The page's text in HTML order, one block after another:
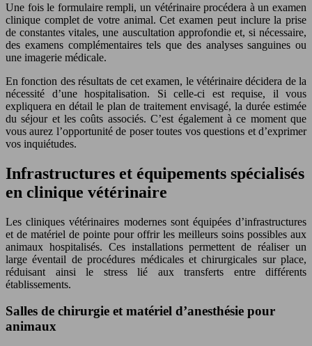
Une fois le formulaire rempli, un vétérinaire procédera à un examen
clinique complet de votre animal. Cet examen peut inclure la prise
de constantes vitales, une auscultation approfondie et, si nécessaire,
des examens complémentaires tels que des analyses sanguines ou
une imagerie médicale.
En fonction des résultats de cet examen, le vétérinaire décidera de la
nécessité d’une hospitalisation. Si celle-ci est requise, il vous
expliquera en détail le plan de traitement envisagé, la durée estimée
du séjour et les coûts associés. C’est également à ce moment que
vous aurez l’opportunité de poser toutes vos questions et d’exprimer
vos inquiétudes.
Infrastructures et équipements spécialisés
en clinique vétérinaire
Les cliniques vétérinaires modernes sont équipées d’infrastructures
et de matériel de pointe pour offrir les meilleurs soins possibles aux
animaux hospitalisés. Ces installations permettent de réaliser un
large éventail de procédures médicales et chirurgicales sur place,
réduisant ainsi le stress lié aux transferts entre différents
établissements.
Salles de chirurgie et matériel d’anesthésie pour
animaux